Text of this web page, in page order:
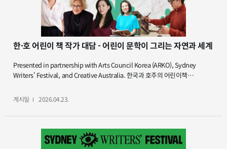
한·호 어린이 책 작가 대담 - 어린이 문학이 그리는 자연과 세계
Presented in partnership with Arts Council Korea (ARKO), Sydney
Writers' Festival, and Creative Australia. 한국과 호주의 어린이책
세계를 주제로 이야기를 나눕니다. 한국계 코미디언 해리 전의 사회로,
『진정한 친구가 되는 법』의 박현민 작가, 『나는 사자』의 경혜원 작가, 『내
어깨 위의 두 친구』의 이수연 작가, 『Hello Cocky』의 Antonia Pesenti
함께하는 특별한 시간이 마련됩니다. 작가들은 각자의 책을 바탕으로 자연과
우리가 사는 세계, 그리고 이야기를 통한 공감과 연결의 의미에 대해 다양한
게시일 2026.04.23.